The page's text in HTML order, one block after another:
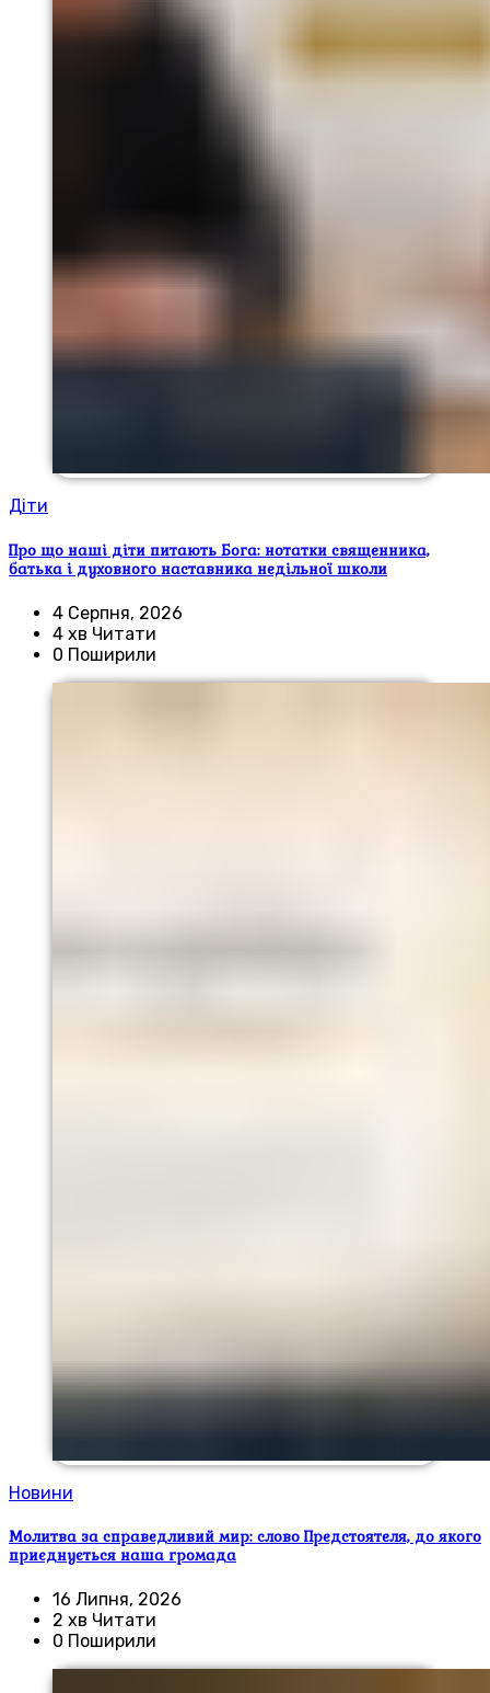
Діти
Про що наші діти питають Бога: нотатки священника,
батька і духовного наставника недільної школи
4 Серпня, 2026
4 хв Читати
0 Поширили
Новини
Молитва за справедливий мир: слово Предстоятеля, до якого
приєднується наша громада
16 Липня, 2026
2 хв Читати
0 Поширили